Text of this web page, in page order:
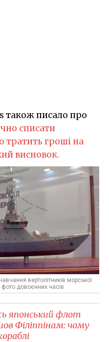
також писало про
списати
тратить гроші на
висновок.
вертолітників морської
фото довоєнних часів
японський флот
Філіппінам: чому